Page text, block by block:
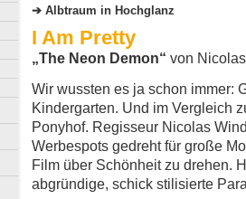
Albtraum in Hochglanz
I Am Pretty
„The Neon Demon“ von
Wir wussten es ja schon immer:
Kindergarten. Und im Vergleich
Ponyhof. Regisseur Nicolas
Werbespots gedreht für große
Film über Schönheit zu drehen.
abgründige, schick stilisierte